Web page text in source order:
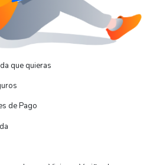
que quieras
de Pago